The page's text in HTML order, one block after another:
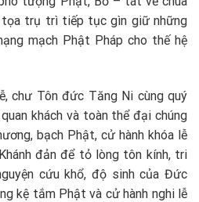
tọa trụ trì tiếp tục gìn giữ những
mạch Phật Pháp cho thế hệ
chư Tôn đức Tăng Ni cùng quý
khách và toàn thể đại chúng
bạch Phật, cử hành khóa lễ
đản để tỏ lòng tôn kính, tri
cứu khổ, độ sinh của Đức
kệ tắm Phật và cử hành nghi lễ